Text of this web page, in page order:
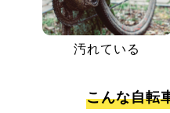
汚れている
こんな自転